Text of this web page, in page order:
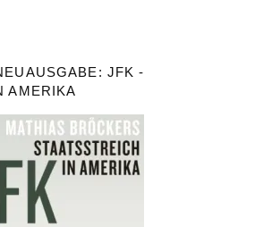
JFK -
AMERIKA